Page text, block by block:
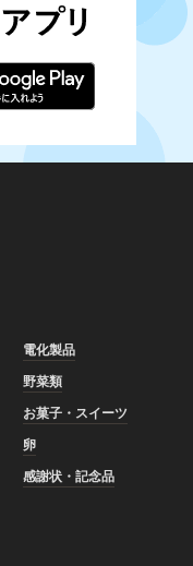
電化製品
野菜類
お菓子・スイーツ
卵
感謝状・記念品